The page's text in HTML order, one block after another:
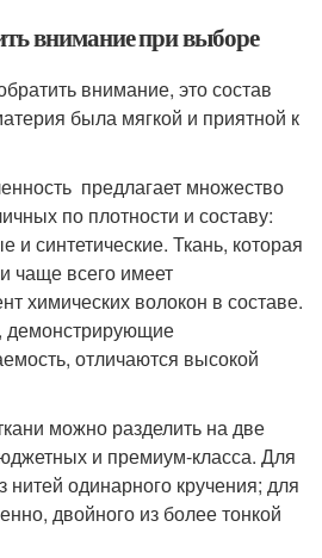
внимание при выборе
внимание, это состав
была мягкой и приятной к
предлагает множество
по плотности и составу:
и синтетические. Ткань, которая
чаще всего имеет
химических волокон в составе.
демонстрирующие
отличаются высокой
можно разделить на две
и премиум-класса. Для
нитей одинарного кручения; для
двойного из более тонкой